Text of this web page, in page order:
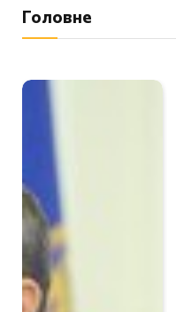
Головне